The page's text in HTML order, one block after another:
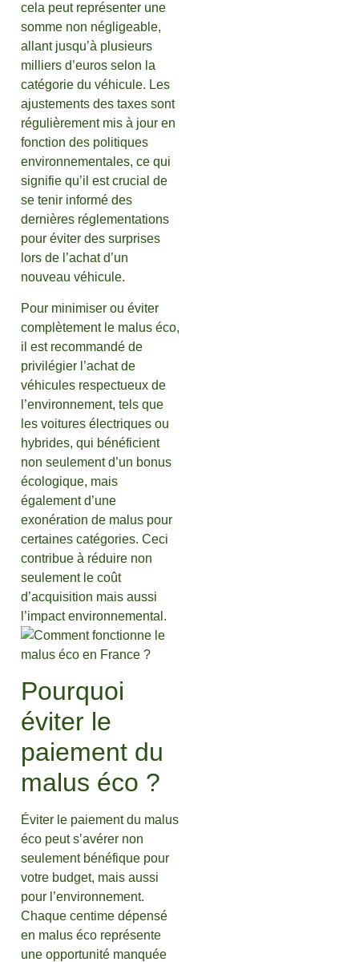
cela peut représenter une
somme non négligeable,
allant jusqu’à plusieurs
milliers d’euros selon la
catégorie du véhicule. Les
ajustements des taxes sont
régulièrement mis à jour en
fonction des politiques
environnementales, ce qui
signifie qu’il est crucial de
se tenir informé des
dernières réglementations
pour éviter des surprises
lors de l’achat d’un
nouveau véhicule.
Pour minimiser ou éviter
complètement le malus éco,
il est recommandé de
privilégier l’achat de
véhicules respectueux de
l’environnement, tels que
les voitures électriques ou
hybrides, qui bénéficient
non seulement d’un bonus
écologique, mais
également d’une
exonération de malus pour
certaines catégories. Ceci
contribue à réduire non
seulement le coût
d’acquisition mais aussi
l’impact environnemental.
Pourquoi
éviter le
paiement du
malus éco ?
Éviter le paiement du malus
éco peut s’avérer non
seulement bénéfique pour
votre budget, mais aussi
pour l’environnement.
Chaque centime dépensé
en malus éco représente
une opportunité manquée